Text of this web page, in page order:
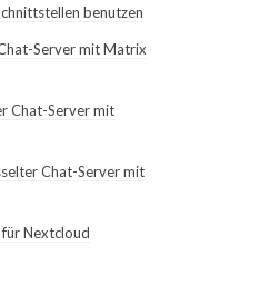
benutzen
Server mit Matrix
Chat-Server mit
Chat-Server mit
Nextcloud